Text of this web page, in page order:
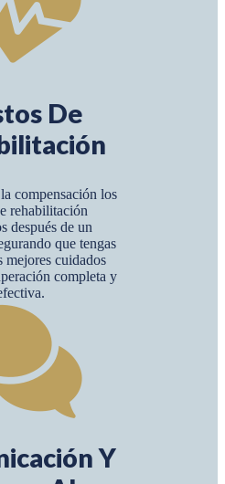
De
compensación los
rehabilitación
después de un
que tengas
mejores cuidados
completa y
Y